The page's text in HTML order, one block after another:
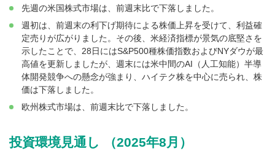
先週の米国株式市場は、前週末比で下落しました。
週初は、前週末の利下げ期待による株価上昇を受けて、利益確
定売りが広がりました。その後、米経済指標が景気の底堅さを
示したことで、28日にはS&P500種株価指数およびNYダウが最
高値を更新しましたが、週末には米中間のAI（人工知能）半導
体開発競争への懸念が強まり、ハイテク株を中心に売られ、株
価は下落しました。
欧州株式市場は、前週末比で下落しました。
投資環境見通し （2025年8月）